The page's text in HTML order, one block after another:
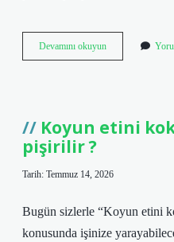
Devamını okuyunKoyun
etini
Koyun etini
pişirilir ?
Tarih: Temmuz 14, 2026
Bugün sizlerle “Koyun etini
konusunda işinize